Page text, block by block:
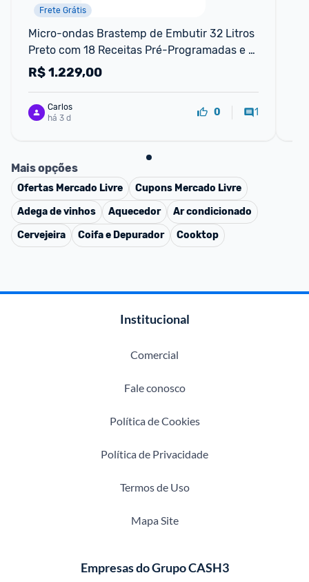
Frete Grátis
Micro-ondas Brastemp de Embutir 32 Litros
Preto com 18 Receitas Pré-Programadas e
Design Sofisticado - BM146AE 110V
R$1.229,00
Carlos
há 3 d
0 1
Mais opções
Ofertas Mercado Livre Cupons Mercado Livre
Adega de vinhos
Aquecedor
Ar condicionado
Cervejeira
Coifa e Depurador Cooktop
Institucional
Comercial
Fale conosco
Política de Cookies
Política de Privacidade
Termos de Uso
Mapa Site
Empresas do Grupo CASH3